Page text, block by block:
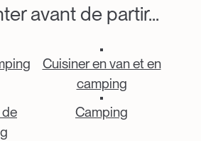
avant de partir...
Catalogue Item
Cuisiner en van et en
camping
Catalogue Item
Camping